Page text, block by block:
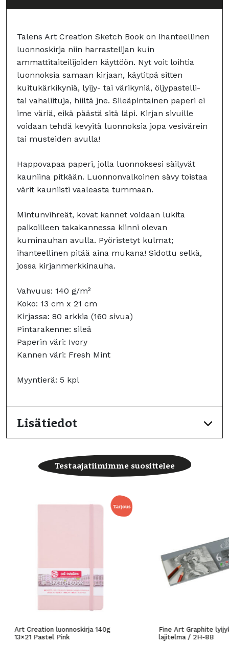
Talens Art Creation Sketch Book on ihanteellinen
luonnoskirja niin harrastelijan kuin
ammattitaiteilijoiden käyttöön. Nyt voit loihtia
luonnoksia samaan kirjaan, käytitpä sitten
kuitukärkikyniä, lyijy- tai värikyniä, öljypastelli-
tai vahaliituja, hiiltä jne. Sileäpintainen paperi ei
ime väriä, eikä päästä sitä läpi. Kirjan sivuille
voidaan tehdä kevyitä luonnoksia jopa vesivärein
tai musteiden avulla!
Happovapaa paperi, jolla luonnoksesi säilyvät
kauniina pitkään. Luonnonvalkoinen sävy toistaa
värit kauniisti vaaleasta tummaan.
Mintunvihreät, kovat kannet voidaan lukita
paikoilleen takakannessa kiinni olevan
kuminauhan avulla. Pyöristetyt kulmat;
ihanteellinen pitää aina mukana! Sidottu selkä,
jossa kirjanmerkkinauha.
Vahvuus: 140 g/m²
Koko: 13 cm x 21 cm
Kirjassa: 80 arkkia (160 sivua)
Pintarakenne: sileä
Paperin väri: Ivory
Kannen väri: Fresh Mint
Myyntierä: 5 kpl
Lisätiedot
Testaajatiimimme suosittelee
Art Creation luonnoskirja 140g
13×21 Pastel Pink
Fine Art Graphite
lajitelma / 2H-8B